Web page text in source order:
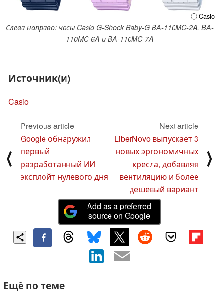
ⓘ Casio
Слева направо: часы Casio G-Shock Baby-G BA-110MC-2A, BA-
110MC-6A и BA-110MC-7A
Источник(и)
Casio
⟨
Previous article
Google обнаружил
первый
разработанный ИИ
эксплойт нулевого дня
Next article
LiberNovo выпускает 3
новых эргономичных
кресла, добавляя
вентиляцию и более
дешевый вариант
⟩
Add as a preferred
source on Google
Ещё по теме